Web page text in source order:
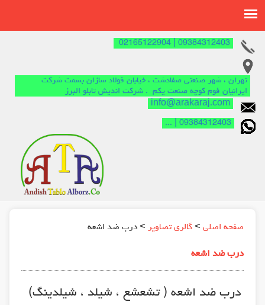
09384312403 | 02165122904
تهران ، شهر صنعتی صفادشت ، خیابان فولاد سازان بسمت شرکت
ایرانیان فوم کوچه صنعت یکم . شرکت اندیش تابلو البرز
info@arakaraj.com
09384312403 | ...
صفحه اصلی > گالري تصاوير > درب ضد اشعه
درب ضد اشعه
درب ضد اشعه ( تشعشع ، شیلد ، شیلدینگ)